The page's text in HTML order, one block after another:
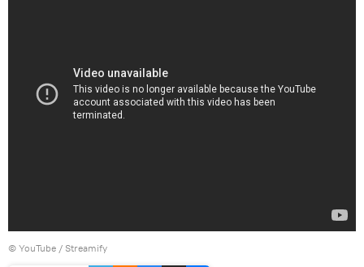
© YouTube / Streamify